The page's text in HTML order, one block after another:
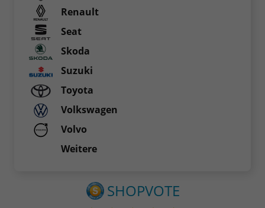
Renault
Seat
Skoda
Suzuki
Toyota
Volkswagen
Volvo
Weitere